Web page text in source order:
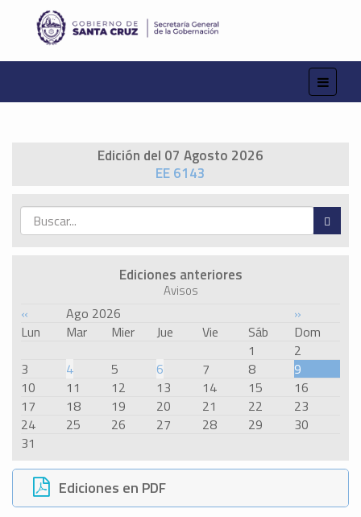
Edición del 07 Agosto 2026
EE 6143
Ediciones anteriores
Avisos
« Ago 2026
»
Lun
Mar Mier Jue Vie Sáb
Dom
1
2
3
4 5 6 7 8
9
10
11 12 13 14 15
16
17
18 19 20 21 22
23
24
25 26 27 28 29
30
31
Ediciones en PDF